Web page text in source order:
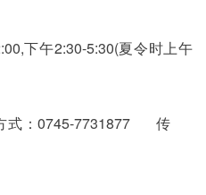
下午2:30-5:30(夏令时上午
式：0745-7731877 传